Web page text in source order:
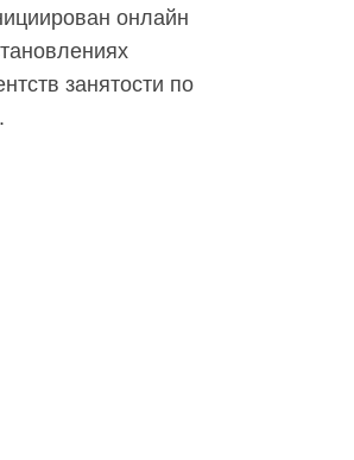
онлайн
занятости по